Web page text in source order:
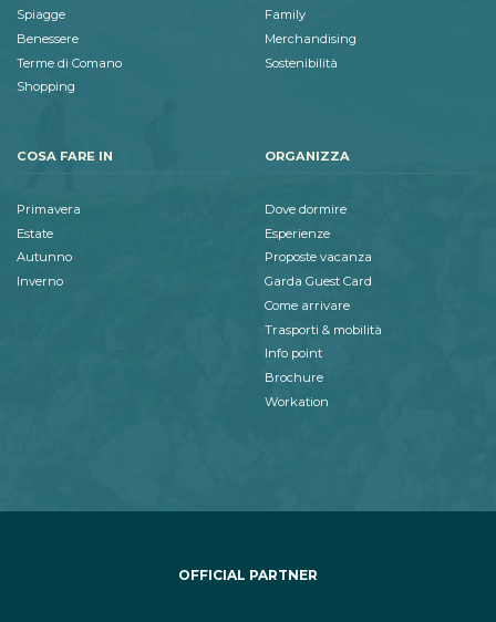
Spiagge
Benessere
Terme di Comano
Shopping
Family
Merchandising
Sostenibilità
COSA FARE IN
Primavera
Estate
Autunno
Inverno
ORGANIZZA
Dove dormire
Esperienze
Proposte vacanza
Garda Guest Card
Come arrivare
Trasporti & mobilità
Info point
Brochure
Workation
OFFICIAL PARTNER